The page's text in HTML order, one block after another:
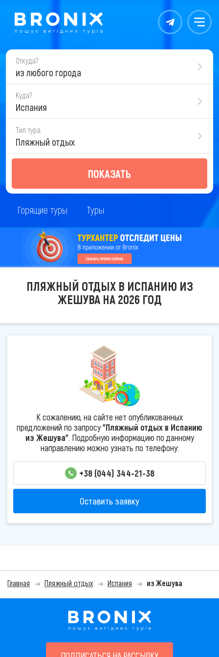
Контакты Меню
Откуда?
из любого города
Куда?
Испания
Тип тура
Пляжный отдых
ПОКАЗАТЬ
Горящие туры Туры
ПЛЯЖНЫЙ ОТДЫХ В ИСПАНИЮ ИЗ
ЖЕШУВА НА 2026 ГОД
К сожалению, на сайте нет опубликованных
предложений по запросу"Пляжный отдых в Испанию
из Жешува". Подробную информацию по данному
направлению можно узнать по телефону:
+38 (044) 344-21-38
Оставить заявку
Главная Пляжный отдых Испания из Жешува